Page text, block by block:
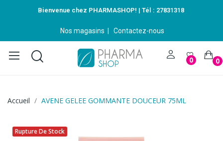
Bienvenue chez PHARMASHOP! | Tél : 27831318
Nos magasins Contactez-nous
0 0
Accueil AVENE GELEE GOMMANTE DOUCEUR 75ML
Rupture De Stock